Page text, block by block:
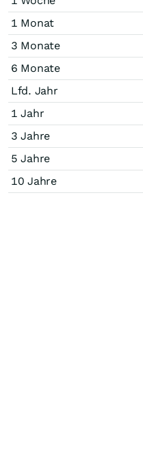
1 Monat
3 Monate
6 Monate
Lfd. Jahr
1 Jahr
3 Jahre
5 Jahre
10 Jahre